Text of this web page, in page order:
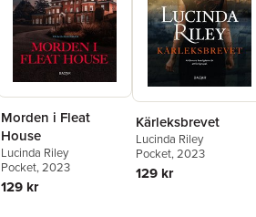
Morden i Fleat
House
Lucinda Riley
Pocket, 2023
129 kr
Kärleksbrevet
Lucinda Riley
Pocket, 2023
129 kr